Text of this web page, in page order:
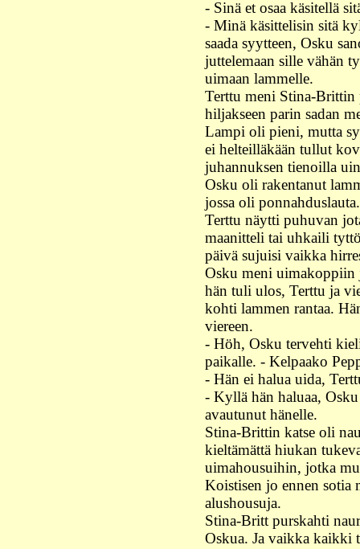
- Sinä et osaa käsitellä
- Minä käsittelisin sitä
saada syytteen, Osku
juttelemaan sille vähän
uimaan lammelle.
Terttu meni Stina-Brittin
hiljakseen parin sadan
Lampi oli pieni, mutta
ei helteilläkään tullut
juhannuksen tienoilla
Osku oli rakentanut
jossa oli
Terttu näytti puhuvan
maanitteli tai uhkaili
päivä sujuisi vaikka
Osku meni uimakoppiin
hän tuli ulos, Terttu ja
kohti lammen rantaa.
viereen.
- Höh, Osku tervehti
paikalle. - Kelpaako
- Hän ei halua uida,
- Kyllä hän haluaa,
avautunut hänelle.
Stina-Brittin katse oli
kieltämättä hiukan
uimahousuihin, jotka
Koistisen jo ennen sotia
alushousuja.
Stina-Britt purskahti
Oskua. Ja vaikka kaikki